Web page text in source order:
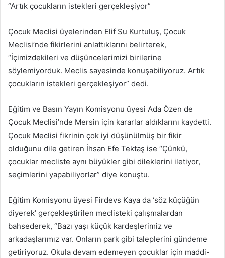
“Artık çocukların istekleri gerçekleşiyor”
Çocuk Meclisi üyelerinden Elif Su Kurtuluş, Çocuk
Meclisi’nde fikirlerini anlattıklarını belirterek,
“İçimizdekileri ve düşüncelerimizi birilerine
söylemiyorduk. Meclis sayesinde konuşabiliyoruz. Artık
çocukların istekleri gerçekleşiyor” dedi.
Eğitim ve Basın Yayın Komisyonu üyesi Ada Özen de
Çocuk Meclisi’nde Mersin için kararlar aldıklarını kaydetti.
Çocuk Meclisi fikrinin çok iyi düşünülmüş bir fikir
olduğunu dile getiren İhsan Efe Tektaş ise “Çünkü,
çocuklar mecliste aynı büyükler gibi dileklerini iletiyor,
seçimlerini yapabiliyorlar” diye konuştu.
Eğitim Komisyonu üyesi Firdevs Kaya da ‘söz küçüğün
diyerek’ gerçekleştirilen meclisteki çalışmalardan
bahsederek, “Bazı yaşı küçük kardeşlerimiz ve
arkadaşlarımız var. Onların park gibi taleplerini gündeme
getiriyoruz. Okula devam edemeyen çocuklar için maddi-